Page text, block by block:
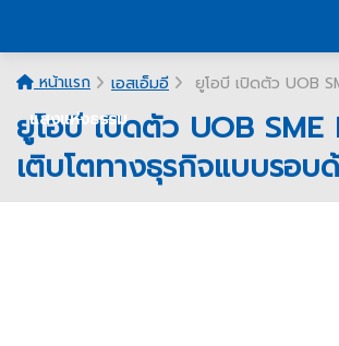
แสงแห่งธรรม
หน้าแรก เอสเอ็มอี ยูโอบี เปิดตัว UOB
ยูโอบี เปิดตัว UOB
เติบโตทางธุรกิจแบบรอบ